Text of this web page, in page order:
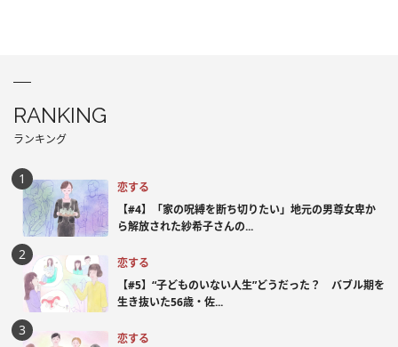
RANKING
ランキング
恋する
【#4】「家の呪縛を断ち切りたい」地元の男尊女卑か
ら解放された紗希子さんの...
恋する
【#5】“子どものいない人生”どうだった？ バブル期を
生き抜いた56歳・佐...
恋する